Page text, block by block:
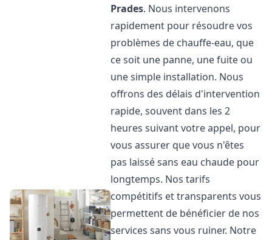
Prades. Nous intervenons
rapidement pour résoudre vos
problèmes de chauffe-eau, que
ce soit une panne, une fuite ou
une simple installation. Nous
offrons des délais d'intervention
rapide, souvent dans les 2
heures suivant votre appel, pour
vous assurer que vous n'êtes
pas laissé sans eau chaude pour
longtemps. Nos tarifs
compétitifs et transparents vous
permettent de bénéficier de nos
services sans vous ruiner. Notre